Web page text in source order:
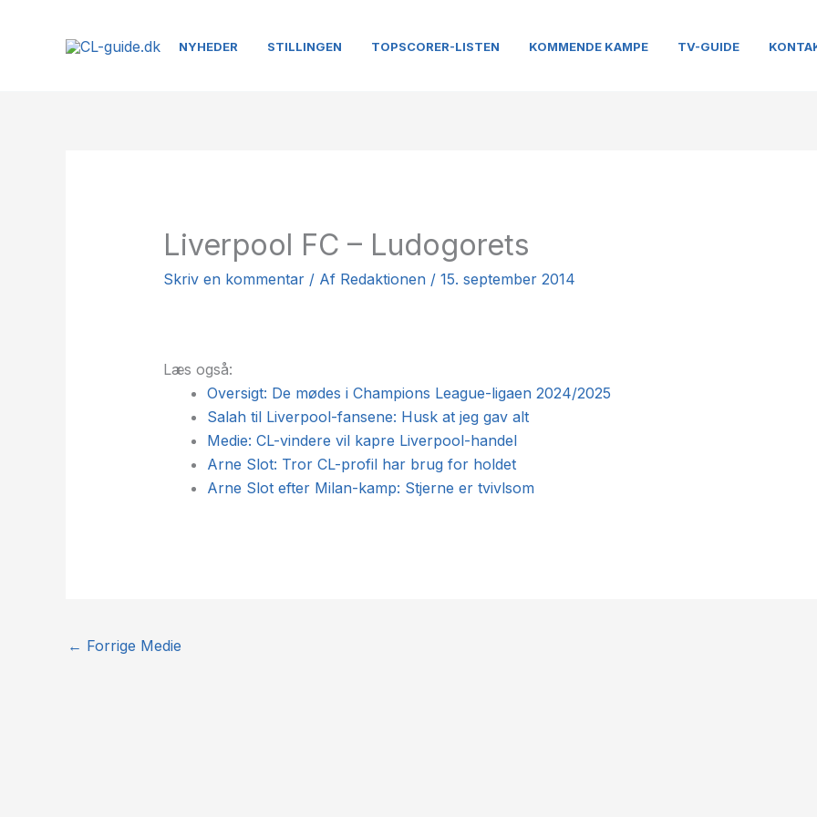
NYHEDER STILLINGEN TOPSCORER-LISTEN KOMMENDE KAMPE TV-GUIDE
Liverpool FC – Ludogorets
Skriv en kommentar / Af Redaktionen / 15. september 2014
Læs også:
Oversigt: De mødes i Champions League-ligaen 2024/2025
Salah til Liverpool-fansene: Husk at jeg gav alt
Medie: CL-vindere vil kapre Liverpool-handel
Arne Slot: Tror CL-profil har brug for holdet
Arne Slot efter Milan-kamp: Stjerne er tvivlsom
← Forrige Medie